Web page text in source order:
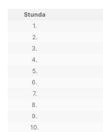
Stunda
1.
2.
3.
4.
5.
6.
7.
8.
9.
10.